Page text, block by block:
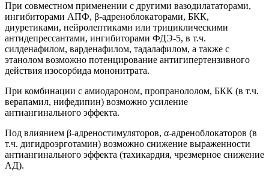
При совместном применении с другими вазодилататорами,
ингибиторами АПФ, β-адреноблокаторами, БКК,
диуретиками, нейролептиками или трициклическими
антидепрессантами, ингибиторами ФДЭ-5, в т.ч.
силденафилом, варденафилом, тадалафилом, а также с
этанолом возможно потенцирование антигипертензивного
действия изосорбида мононитрата.
При комбинации с амиодароном, пропранололом, БКК (в т.ч.
верапамил, нифедипин) возможно усиление
антиангинального эффекта.
Под влиянием β-адреностимуляторов, α-адреноблокаторов (в
т.ч. дигидроэрготамин) возможно снижение выраженности
антиангинального эффекта (тахикардия, чрезмерное снижение
АД).